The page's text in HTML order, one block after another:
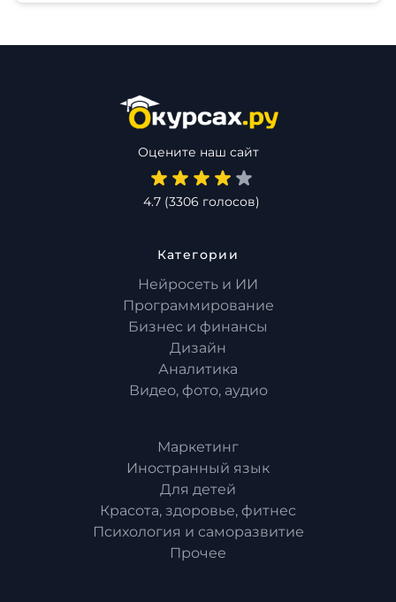
Оцените наш сайт
4.7 (3306 голосов)
Категории
Нейросеть и ИИ
Программирование
Бизнес и финансы
Дизайн
Аналитика
Видео, фото, аудио
Маркетинг
Иностранный язык
Для детей
Красота, здоровье, фитнес
Психология и саморазвитие
Прочее